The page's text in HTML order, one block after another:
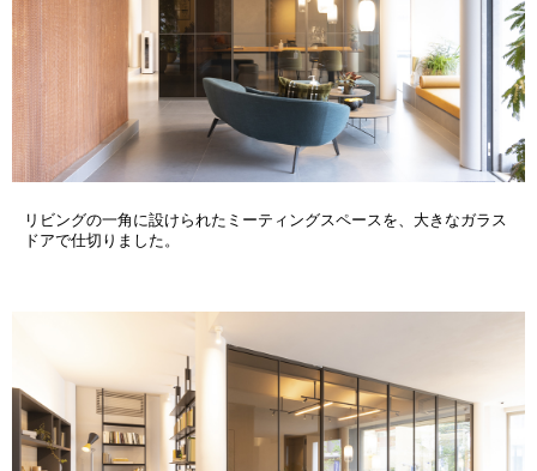
リビングの一角に設けられたミーティングスペースを、大きなガラス
ドアで仕切りました。